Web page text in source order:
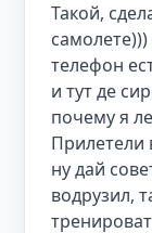
Такой,
телефон
и тут де
почему я
Прилетели
ну дай
водрузил,